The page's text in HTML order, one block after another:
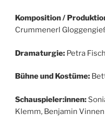
Komposition /
Crummenerl
Dramaturgie: Petra
Bühne und Kostüme:
Schauspieler:innen:
Klemm, Benjamin Vinnen